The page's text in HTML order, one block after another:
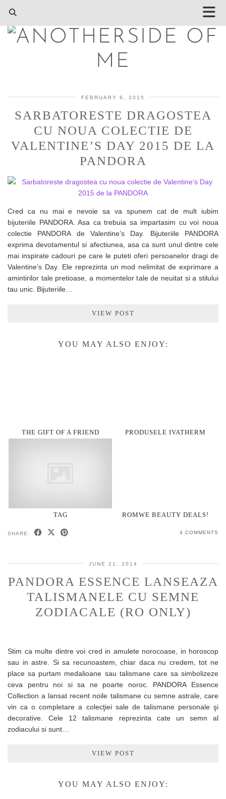
FEBRUARY 6, 2015
SARBATORESTE DRAGOSTEA
CU NOUA COLECTIE DE
VALENTINE’S DAY 2015 DE LA
PANDORA
Cred ca nu mai e nevoie sa va spunem cat de mult iubim
bijuteriile PANDORA. Asa ca trebuia sa impartasim cu voi noua
colectie PANDORA de Valentine’s Day. Bijuteriile PANDORA
exprima devotamentul si afectiunea, asa ca sunt unul dintre cele
mai inspirate cadouri pe care le puteti oferi persoanelor dragi de
Valentine’s Day. Ele reprezinta un mod nelimitat de exprimare a
amintirilor tale pretioase, a momentelor tale de neuitat si a stilului
tau unic. Bijuteriile…
VIEW POST
YOU MAY ALSO ENJOY:
THE GIFT OF A FRIEND PRODUSELE IVATHERM
TAG ROMWE BEAUTY DEALS!
SHARE: 4 COMMENTS
JUNE 21, 2014
PANDORA ESSENCE LANSEAZA
TALISMANELE CU SEMNE
ZODIACALE (RO ONLY)
Stim ca multe dintre voi cred in amulete norocoase, in horoscop
sau in astre. Si sa recunoastem, chiar daca nu credem, tot ne
place sa purtam medalioane sau talismane care sa simbolizeze
ceva pentru noi si sa ne poarte noroc. PANDORA Essence
Collection a lansat recent noile talismane cu semne astrale, care
vin ca o completare a colecţiei sale de talismane personale şi
decorative. Cele 12 talismane reprezinta cate un semn al
zodiacului si sunt…
VIEW POST
YOU MAY ALSO ENJOY: